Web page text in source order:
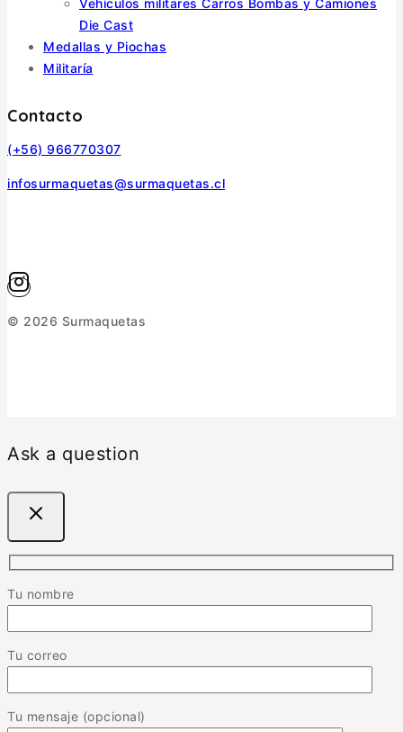
Die Cast
Medallas y Piochas
Militaría
Contacto
(+56) 966770307
infosurmaquetas@surmaquetas.cl
© 2026 Surmaquetas
Ask a question
Tu nombre
Tu correo
Tu mensaje (opcional)